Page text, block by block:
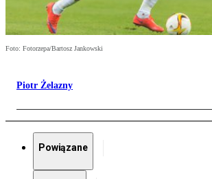
Foto: Fotorzepa/Bartosz Jankowski
Piotr Żelazny
Powiązane